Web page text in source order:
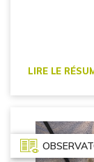
Lire le